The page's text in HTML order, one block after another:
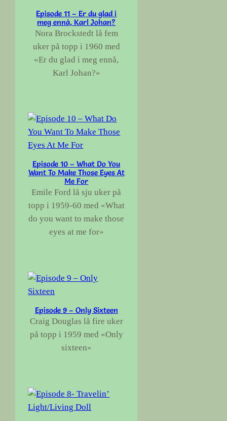
Episode 11 – Er du glad i
meg ennå, Karl Johan?
Nora Brockstedt lå fem
uker på topp i 1960 med
«Er du glad i meg ennå,
Karl Johan?»
Episode 10 – What Do You
Want To Make Those Eyes At
Me For
Emile Ford lå sju uker på
topp i 1959-60 med «What
do you want to make those
eyes at me for»
Episode 9 – Only Sixteen
Craig Douglas lå fire uker
på topp i 1959 med «Only
sixteen»